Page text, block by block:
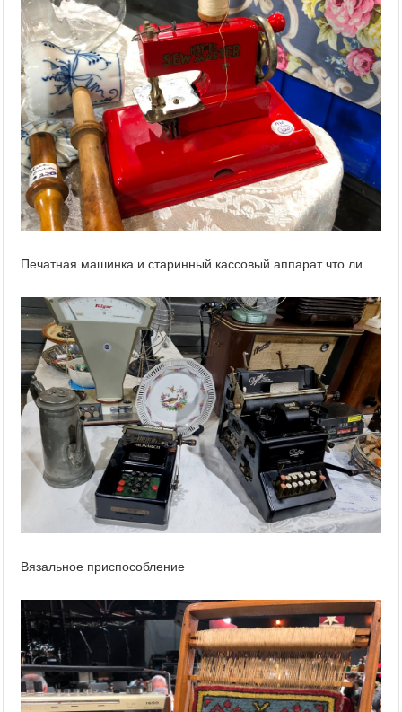
Печатная машинка и старинный кассовый аппарат что ли
Вязальное приспособление